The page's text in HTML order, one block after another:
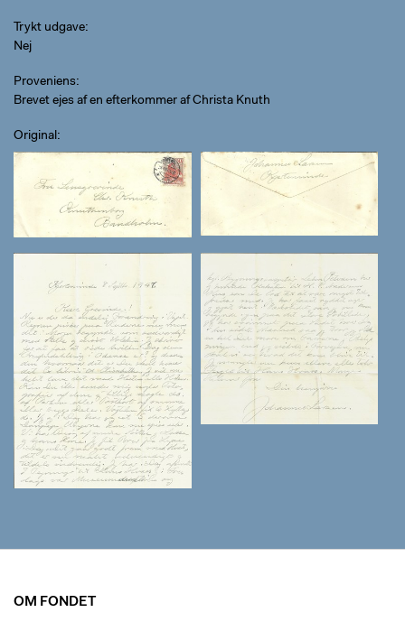
Trykt udgave
Nej
Proveniens
Brevet ejes af en efterkommer af Christa Knuth
Original
OM FONDET